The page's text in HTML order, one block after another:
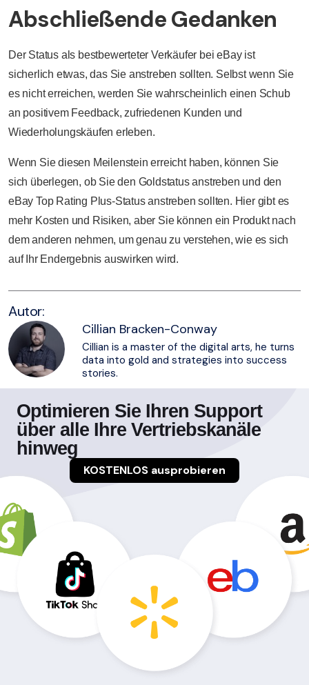
Abschließende Gedanken
Der Status als bestbewerteter Verkäufer bei eBay ist
sicherlich etwas, das Sie anstreben sollten. Selbst wenn Sie
es nicht erreichen, werden Sie wahrscheinlich einen Schub
an positivem Feedback, zufriedenen Kunden und
Wiederholungskäufen erleben.
Wenn Sie diesen Meilenstein erreicht haben, können Sie
sich überlegen, ob Sie den Goldstatus anstreben und den
eBay Top Rating Plus-Status anstreben sollten. Hier gibt es
mehr Kosten und Risiken, aber Sie können ein Produkt nach
dem anderen nehmen, um genau zu verstehen, wie es sich
auf Ihr Endergebnis auswirken wird.
Autor:
Cillian Bracken-Conway
Cillian is a master of the digital arts, he turns
data into gold and strategies into success
stories.
Optimieren Sie Ihren Support
über alle Ihre Vertriebskanäle
hinweg
KOSTENLOS ausprobieren